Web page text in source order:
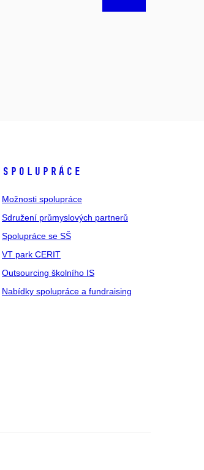
SPOLUPRÁCE
Možnosti spolupráce
Sdružení průmyslových partnerů
Spolupráce se SŠ
VT park CERIT
Outsourcing školního IS
Nabídky spolupráce a fundraising